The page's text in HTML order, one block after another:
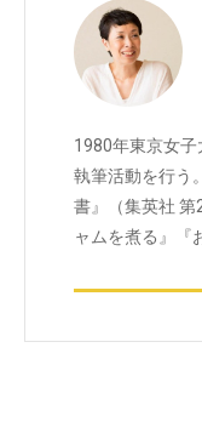
1980年東京女
執筆活動を行う
書』（集英社
ャムを煮る』『